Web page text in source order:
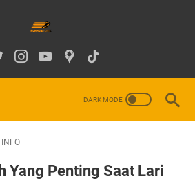
Yang Penting Saat Lari